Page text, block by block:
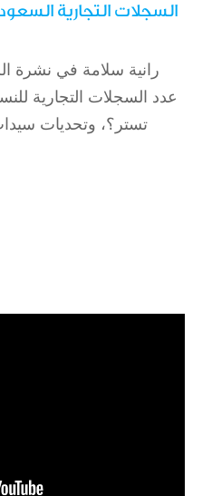
السجلات التجارية
رانية سلامة في نشرة
عدد السجلات التجارية
تستر؟، وتحديات